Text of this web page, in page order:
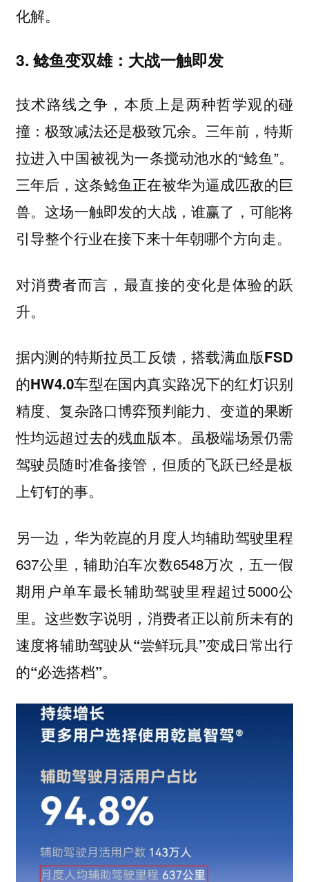
化解。
3. 鲶鱼变双雄：大战一触即发
技术路线之争，本质上是两种哲学观的碰
撞：极致减法还是极致冗余。三年前，特斯
拉进入中国被视为一条搅动池水的“鲶鱼”。
三年后，这条鲶鱼正在被华为逼成匹敌的巨
兽。这场一触即发的大战，谁赢了，可能将
引导整个行业在接下来十年朝哪个方向走。
对消费者而言，最直接的变化是体验的跃
升。
据内测的特斯拉员工反馈，搭载满血版FSD
的HW4.0车型在国内真实路况下的红灯识别
精度、复杂路口博弈预判能力、变道的果断
性均远超过去的残血版本。虽极端场景仍需
驾驶员随时准备接管，但质的飞跃已经是板
上钉钉的事。
另一边，华为乾崑的月度人均辅助驾驶里程
637公里，辅助泊车次数6548万次，五一假
期用户单车最长辅助驾驶里程超过5000公
里。这些数字说明， 消费者正以前所未有的
速度将辅助驾驶从“尝鲜玩具”变成日常出行
的“必选搭档”。